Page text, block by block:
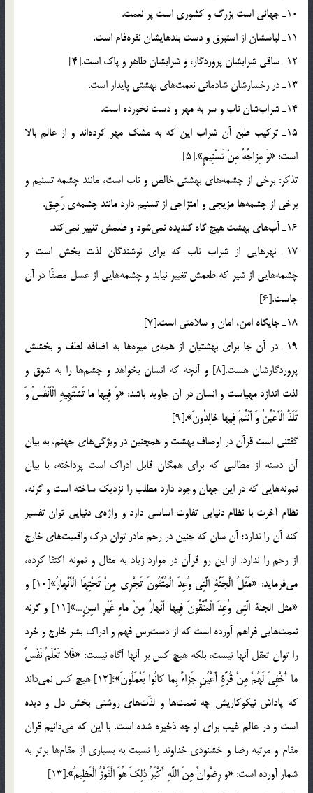
10ـ جهاني است بزرگ و كشوري است پر نعمت.
11ـ لباسشان از استبرق و دست بندهايشان نقره‌فام است.
12ـ ساقي شرابشان پروردگار، و شرابشان طاهر و پاك است.[4]
13ـ در رخسارشان شادماني نعمت‌هاي بهشتي پايدار است.
14ـ شراب‌شان ناب و سر به مهر و دست نخورده است.
15ـ تركيب طبع آن شراب اين كه به مشك مهر كرده‌اند و از عالم بالا
است: «وَ مِزاجُهُ مِنْ تَسْنِيمٍ».[5]
تذكر: برخي از چشمه‌هاي بهشتي خالص و ناب است، مانند چشمه تسنيم و
برخي از چشمه‌ها مزيجي و امتزاجي از تسنيم دارد مانند چشمه‌ي رَحِيق.
16ـ آب‌هاي بهشت هيچ گاه گنديده نمي‌شود و طعمش تغيير نمي‌كند.
17ـ نهرهايي از شراب ناب كه براي نوشندگان لذت بخش است و
چشمه‌هايي از شير كه طعمش تغيير نيابد و چشمه‌هايي از عسل مصفّا در آن
جاست.[6]
18ـ جايگاه امن، امان و سلامتي است.[7]
19ـ در آن جا براي بهشتيان از همه‌ي ميوه‌ها به اضافه لطف و بخشش
پروردگارشان هست.[8] و آنچه كه انسان بخواهد و چشم‌ها را به شوق و
لذت اندازد مهياست و انسان در آن جاويد باشد: «وَ فِيها ما تَشْتَهِيهِ الْأَنْفُسُ وَ
تَلَذُّ الْأَعْيُنُ وَ أَنْتُمْ فِيها خالِدُونَ».[9]
گفتني است قرآن در اوصاف بهشت و همچنين در ويژگي‌هاي جهنم، به بيان
آن دسته از مطالبي كه براي همگان قابل ادراك است پرداخته، با بيان
نمونه‌هايي كه در اين جهان وجود دارد مطلب را نزديك ساخته است و گرنه،
نظام آخرت با نظام دنيايي تفاوت اساسي دارد و واژه‌ي دنيايي توان تفسير
كنه آن را ندارد؛ آن سان كه جنين در رحم مادر توان درك واقعيت‌هاي خارج
از رحم را ندارد. از اين رو قرآن در موارد زياد به مثال و نمونه اكتفا كرده،
مي‌فرمايد: «مَثَلُ الْجَنَّةِ الَّتِي وُعِدَ الْمُتَّقُونَ تَجْرِي مِنْ تَحْتِهَا الْأَنْهارُ»[10] و
«مثل الجنة الَّتِي وُعِدَ الْمُتَّقُونَ فِيها أَنْهارٌ مِنْ ماءٍ غَيْرِ اسِنٍ…»[11] و گرنه
نعمت‌هايي فراهم آورده است كه از دست‌رس فهم و ادراك بشر خارج و خرد
را توان تعقل آنها نيست، بلكه هيچ كس بر آنها آگاه نيست: «فَلا تَعْلَمُ نَفْسٌ
ما أُخْفِيَ لَهُمْ مِنْ قُرَّةِ أَعْيُنٍ جَزاءً بِما كانُوا يَعْمَلُونَ»؛[12] هيچ كس نمي‌داند
كه پاداش نيكوكاريش چه نعمت‌ها و لذّت‌هاي روشني بخش دل و ديده
است و در عالم غيب براي او چه ذخيره شده است. با اين كه مي‌دانيم قران
مقام و مرتبه رضا و خشنودي خداوند را نسبت به بسياري از مقام‌ها برتر به
شمار آورده است: «و رِضْوانٌ مِنَ اللَّهِ أَكْبَرُ ذلِكَ هُوَ الْفَوْزُ الْعَظِيمُ».[13]